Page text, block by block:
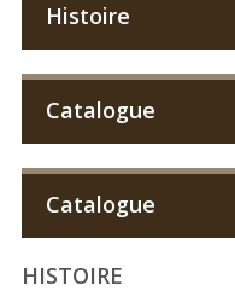
Histoire
Catalogue
Catalogue
HISTOIRE